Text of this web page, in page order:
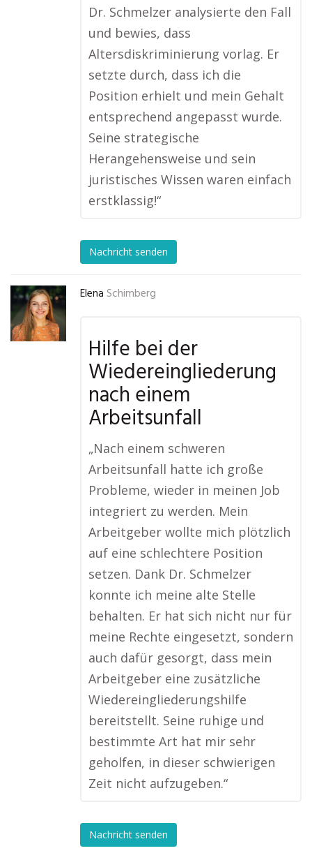
Dr. Schmelzer analysierte den Fall
und bewies, dass
Altersdiskriminierung vorlag. Er
setzte durch, dass ich die
Position erhielt und mein Gehalt
entsprechend angepasst wurde.
Seine strategische
Herangehensweise und sein
juristisches Wissen waren einfach
erstklassig!“
Nachricht senden
Elena Schimberg
Hilfe bei der
Wiedereingliederung
nach einem
Arbeitsunfall
„Nach einem schweren
Arbeitsunfall hatte ich große
Probleme, wieder in meinen Job
integriert zu werden. Mein
Arbeitgeber wollte mich plötzlich
auf eine schlechtere Position
setzen. Dank Dr. Schmelzer
konnte ich meine alte Stelle
behalten. Er hat sich nicht nur für
meine Rechte eingesetzt, sondern
auch dafür gesorgt, dass mein
Arbeitgeber eine zusätzliche
Wiedereingliederungshilfe
bereitstellt. Seine ruhige und
bestimmte Art hat mir sehr
geholfen, in dieser schwierigen
Zeit nicht aufzugeben.“
Nachricht senden